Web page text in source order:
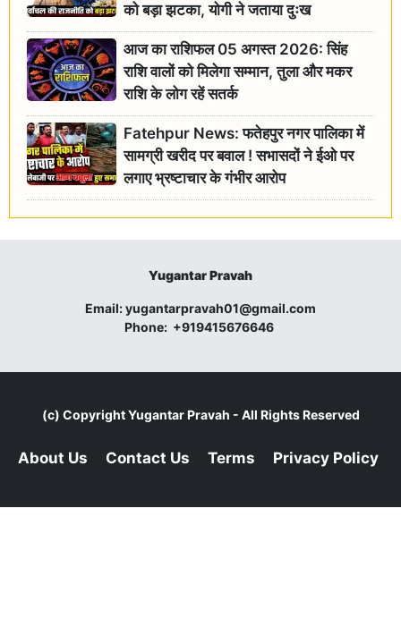
को बड़ा झटका, योगी ने जताया दुःख
आज का राशिफल 05 अगस्त 2026: सिंह
राशि वालों को मिलेगा सम्मान, तुला और मकर
राशि के लोग रहें सतर्क
Fatehpur News: फतेहपुर नगर पालिका में
सामग्री खरीद पर बवाल ! सभासदों ने ईओ पर
लगाए भ्रष्टाचार के गंभीर आरोप
Yugantar Pravah
Email:yugantarpravah01@gmail.com
Phone: +919415676646
(c) CopyrightYugantar Pravah - All Rights Reserved
About Us Contact Us Terms Privacy Policy